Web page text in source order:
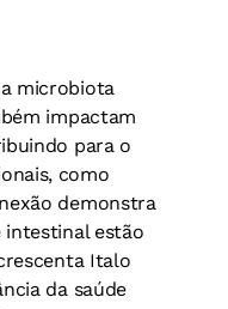
microbiota
impactam
para o
como
demonstra
intestinal estão
Italo
da saúde